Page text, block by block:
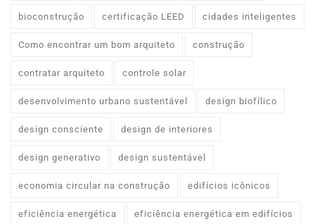
bioconstrução certificação LEED cidades inteligentes
Como encontrar um bom arquiteto construção
contratar arquiteto controle solar
desenvolvimento urbano sustentável design biofílico
design consciente design de interiores
design generativo design sustentável
economia circular na construção edifícios icônicos
eficiência energética eficiência energética em edifícios